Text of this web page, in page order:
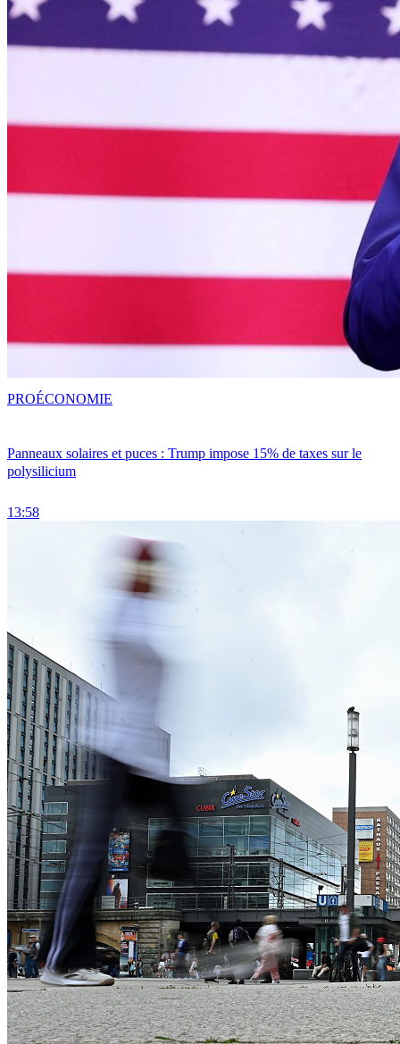
Panneaux solaires et puces : Trump impose 15% de taxes sur le
polysilicium
13:58
PROÉCONOMIE